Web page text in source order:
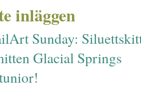
inläggen
Sunday:
Glacial Springs